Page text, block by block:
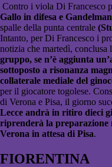
Contro i viola Di Francesco
Gallo in difesa e
spalle della punta centrale
Intanto, per Di Francesco i
notizia che martedì, conclusa
gruppo, se n’è aggiunta
sottoposto a risonanza
collaterale mediale del
per il giocatore togolese.
di Verona e Pisa, il giorno
Lecce andrà in ritiro dieci
riprenderà la preparazione
Verona in attesa di Pisa.
FIORENTINA